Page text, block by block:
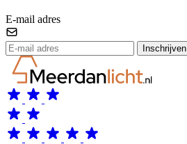
E-mail adres
Inschrijven